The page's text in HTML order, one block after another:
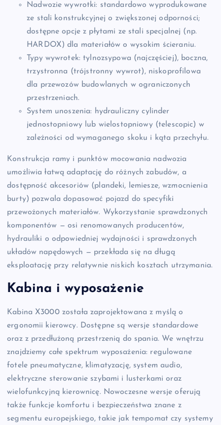
Nadwozie wywrotki: standardowo wyprodukowane
ze stali konstrukcyjnej o zwiększonej odporności;
dostępne opcje z płytami ze stali specjalnej (np.
HARDOX) dla materiałów o wysokim ścieraniu.
Typy wywrotek: tylnozsypowa (najczęściej), boczna,
trzystronna (trójstronny wywrot), niskoprofilowa
dla przewozów budowlanych w ograniczonych
przestrzeniach.
System unoszenia: hydrauliczny cylinder
jednostopniowy lub wielostopniowy (telescopic) w
zależności od wymaganego skoku i kąta przechyłu.
Konstrukcja ramy i punktów mocowania nadwozia
umożliwia łatwą adaptację do różnych zabudów, a
dostępność akcesoriów (plandeki, lemiesze, wzmocnienia
burty) pozwala dopasować pojazd do specyfiki
przewożonych materiałów. Wykorzystanie sprawdzonych
komponentów — osi renomowanych producentów,
hydrauliki o odpowiedniej wydajności i sprawdzonych
układów napędowych — przekłada się na długą
eksploatację przy relatywnie niskich kosztach utrzymania.
Kabina i wyposażenie
Kabina X3000 została zaprojektowana z myślą o
ergonomii kierowcy. Dostępne są wersje standardowe
oraz z przedłużoną przestrzenią do spania. We wnętrzu
znajdziemy całe spektrum wyposażenia: regulowane
fotele pneumatyczne, klimatyzację, system audio,
elektryczne sterowanie szybami i lusterkami oraz
wielofunkcyjną kierownicę. Nowoczesne wersje oferują
także funkcje komfortu i bezpieczeństwa znane z
segmentu europejskiego, takie jak tempomat czy systemy